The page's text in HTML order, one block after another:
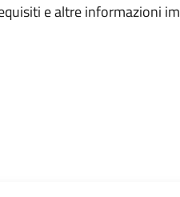
e altre informazioni